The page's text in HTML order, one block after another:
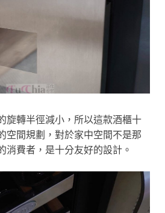
旋轉半徑減小，所以這款酒櫃十
空間規劃，對於家中空間不是那
消費者，是十分友好的設計。